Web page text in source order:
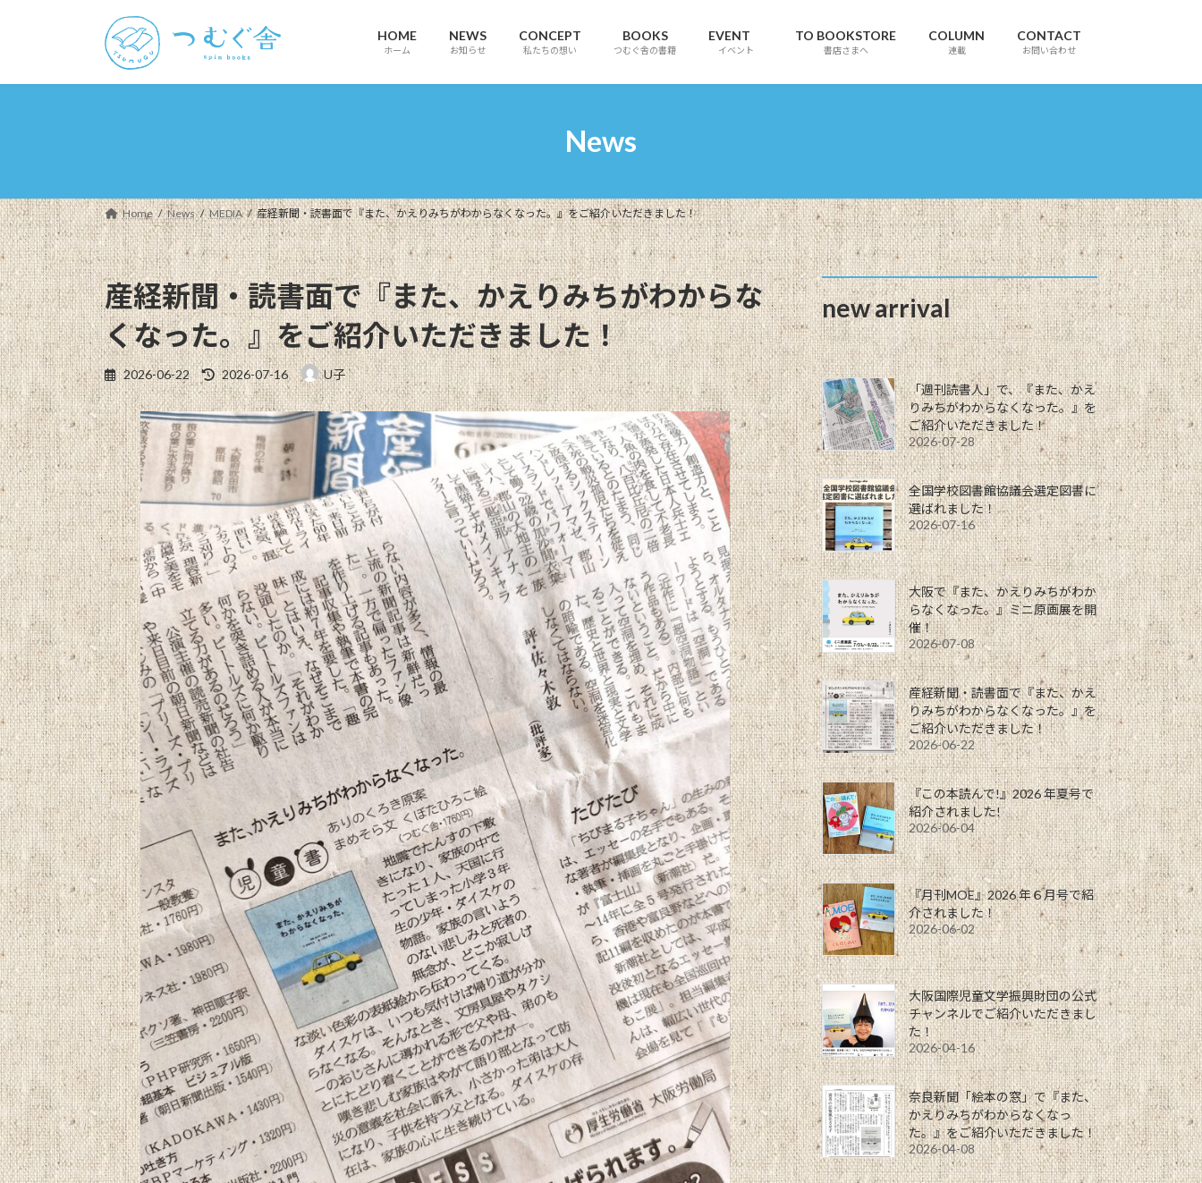
プ
動
HOME
ホーム
NEWS
お知らせ
CONCEPT
私たちの想い
BOOKS
つむぐ舎の書籍
EVENT
イベント
TO BOOKSTORE
書店さまへ
COLUMN
連載
CONTACT
お問い合わせ
News
Home News MEDIA 産経新聞・読書面で『また、かえりみちがわからなくなった。』をご紹介いただきました！
産経新聞・読書面で『また、かえりみちがわからな
くなった。』をご紹介いただきました！
2026-06-22
最
終
更
新
時
:
2026-07-16 U子
new arrival
「週刊読書人」で、『また、かえ
りみちがわからなくなった。』を
ご紹介いただきました！
2026-07-28
全国学校図書館協議会選定図書に
選ばれました！
2026-07-16
大阪で『また、かえりみちがわか
らなくなった。』ミニ原画展を開
催！
2026-07-08
産経新聞・読書面で『また、かえ
りみちがわからなくなった。』を
ご紹介いただきました！
2026-06-22
『この本読んで!』2026 年夏号で
紹介されました!
2026-06-04
『月刊MOE』2026 年６月号で紹
介されました！
2026-06-02
大阪国際児童文学振興財団の公式
チャンネルでご紹介いただきまし
た！
2026-04-16
奈良新聞「絵本の窓」で『また、
かえりみちがわからなくなっ
た。』をご紹介いただきました！
2026-04-08